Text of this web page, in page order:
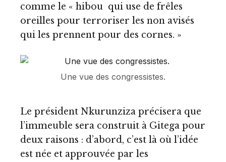
comme le « hibou qui use de frêles
oreilles pour terroriser les non avisés
qui les prennent pour des cornes. »
Une vue des congressistes.
Le président Nkurunziza précisera que
l’immeuble sera construit à Gitega pour
deux raisons : d’abord, c’est là où l’idée
est née et approuvée par les